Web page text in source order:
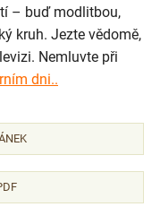
– buď modlitbou,
kruh. Jezte vědomě,
Nemluvte při
dni..